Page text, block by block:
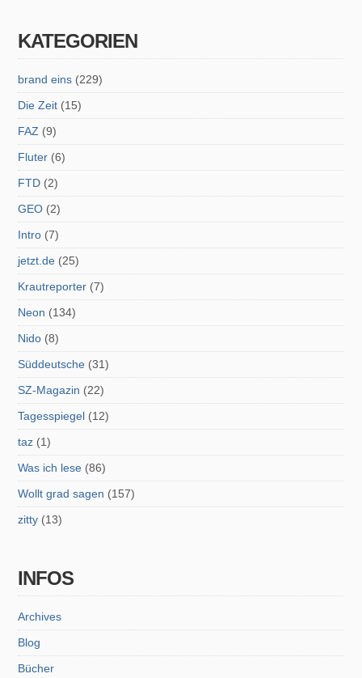
KATEGORIEN
brand eins (229)
Die Zeit (15)
FAZ (9)
Fluter (6)
FTD (2)
GEO (2)
Intro (7)
jetzt.de (25)
Krautreporter (7)
Neon (134)
Nido (8)
Süddeutsche (31)
SZ-Magazin (22)
Tagesspiegel (12)
taz (1)
Was ich lese (86)
Wollt grad sagen (157)
zitty (13)
INFOS
Archives
Blog
Bücher